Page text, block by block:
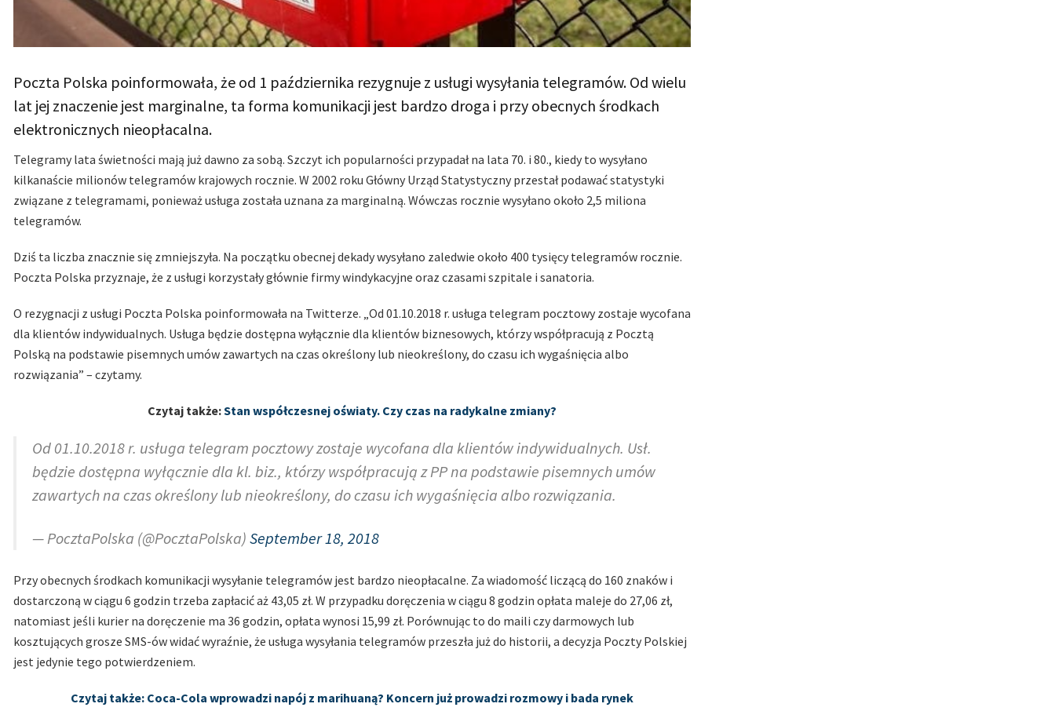
Poczta Polska poinformowała, że od 1 października rezygnuje z usługi wysyłania telegramów. Od wielu
lat jej znaczenie jest marginalne, ta forma komunikacji jest bardzo droga i przy obecnych środkach
elektronicznych nieopłacalna.
Telegramy lata świetności mają już dawno za sobą. Szczyt ich popularności przypadał na lata 70. i 80., kiedy to wysyłano
kilkanaście milionów telegramów krajowych rocznie. W 2002 roku Główny Urząd Statystyczny przestał podawać statystyki
związane z telegramami, ponieważ usługa została uznana za marginalną. Wówczas rocznie wysyłano około 2,5 miliona
telegramów.
Dziś ta liczba znacznie się zmniejszyła. Na początku obecnej dekady wysyłano zaledwie około 400 tysięcy telegramów rocznie.
Poczta Polska przyznaje, że z usługi korzystały głównie firmy windykacyjne oraz czasami szpitale i sanatoria.
O rezygnacji z usługi Poczta Polska poinformowała na Twitterze. „Od 01.10.2018 r. usługa telegram pocztowy zostaje wycofana
dla klientów indywidualnych. Usługa będzie dostępna wyłącznie dla klientów biznesowych, którzy współpracują z Pocztą
Polską na podstawie pisemnych umów zawartych na czas określony lub nieokreślony, do czasu ich wygaśnięcia albo
rozwiązania” – czytamy.
Czytaj także:Stan współczesnej oświaty. Czy czas na radykalne zmiany?
Od 01.10.2018 r. usługa telegram pocztowy zostaje wycofana dla klientów indywidualnych. Usł.
będzie dostępna wyłącznie dla kl. biz., którzy współpracują z PP na podstawie pisemnych umów
zawartych na czas określony lub nieokreślony, do czasu ich wygaśnięcia albo rozwiązania.
— PocztaPolska (@PocztaPolska) September 18, 2018
Przy obecnych środkach komunikacji wysyłanie telegramów jest bardzo nieopłacalne. Za wiadomość liczącą do 160 znaków i
dostarczoną w ciągu 6 godzin trzeba zapłacić aż 43,05 zł. W przypadku doręczenia w ciągu 8 godzin opłata maleje do 27,06 zł,
natomiast jeśli kurier na doręczenie ma 36 godzin, opłata wynosi 15,99 zł. Porównując to do maili czy darmowych lub
kosztujących grosze SMS-ów widać wyraźnie, że usługa wysyłania telegramów przeszła już do historii, a decyzja Poczty Polskiej
jest jedynie tego potwierdzeniem.
Czytaj także: Coca-Cola wprowadzi napój z marihuaną? Koncern już prowadzi rozmowy i bada rynek